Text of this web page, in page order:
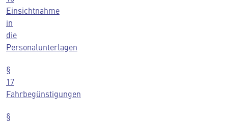
Einsichtnahme
in
die
Personalunterlagen
§
17
Fahrbegünstigungen
§